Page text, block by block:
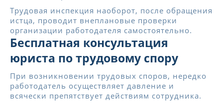
Трудовая инспекция наоборот, после обращения
истца, проводит внеплановые проверки
организации работодателя самостоятельно.
Бесплатная консультация
юриста по трудовому спору
При возникновении трудовых споров, нередко
работодатель осуществляет давление и
всячески препятствует действиям сотрудника.